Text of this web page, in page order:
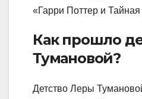
«Гарри Поттер и Тайная
Как прошло
Тумановой?
Детство Леры